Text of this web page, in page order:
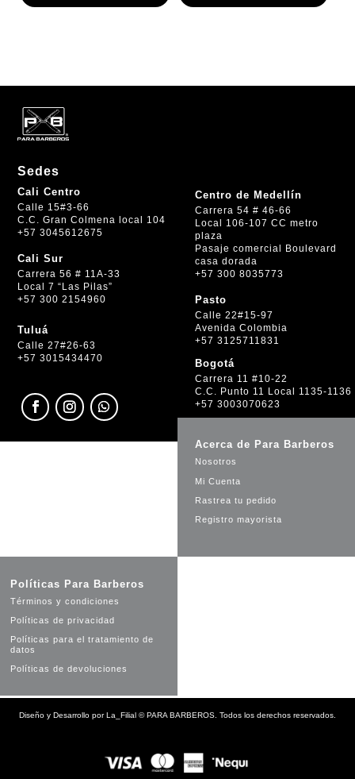
Sedes
Cali Centro
Calle 15#3-66
C.C. Gran Colmena local 104
+57 3045612675
Cali Sur
Carrera 56 # 11A-33
Local 7 “Las Pilas”
+57 300 2154960
Tuluá
Calle 27#26-63
+57 3015434470
Centro de Medellín
Carrera 54 # 46-66
Local 106-107 CC metro
plaza
Pasaje comercial Boulevard
casa dorada
+57 300 8035773
Pasto
Calle 22#15-97
Avenida Colombia
+57 3125711831
Bogotá
Carrera 11 #10-22
C.C. Punto 11 Local 1135-1136
+57 3003070623
Acerca de Para Barberos
Nosotros
Mi Cuenta
Rastrea tu pedido
Registro mayorista
Políticas Para Barberos
Términos y condiciones
Políticas de privacidad
Políticas para el tratamiento de
datos
Políticas de devoluciones
Diseño y Desarrollo porLa_Filial ©PARA BARBEROS. Todos los derechos reservados.